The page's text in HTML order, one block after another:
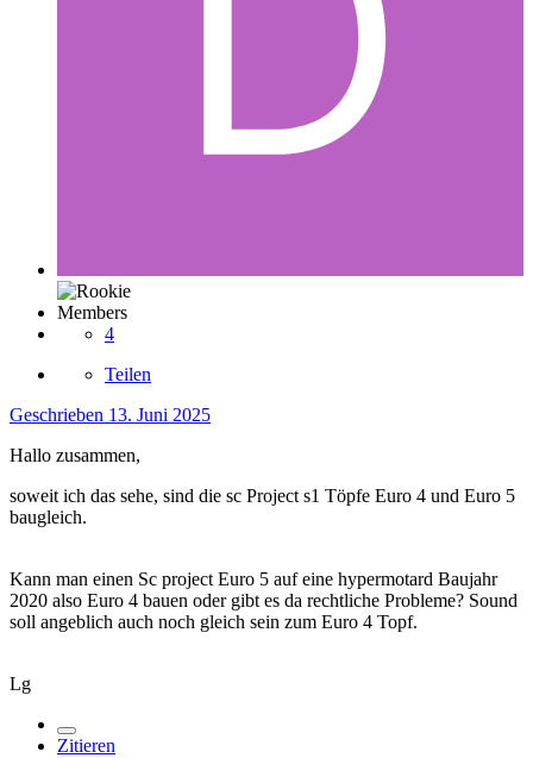
Members
4
Teilen
Geschrieben 13. Juni 2025
Hallo zusammen,
soweit ich das sehe, sind die sc Project s1 Töpfe Euro 4 und Euro 5
baugleich.
Kann man einen Sc project Euro 5 auf eine hypermotard Baujahr
2020 also Euro 4 bauen oder gibt es da rechtliche Probleme? Sound
soll angeblich auch noch gleich sein zum Euro 4 Topf.
Lg
Zitieren